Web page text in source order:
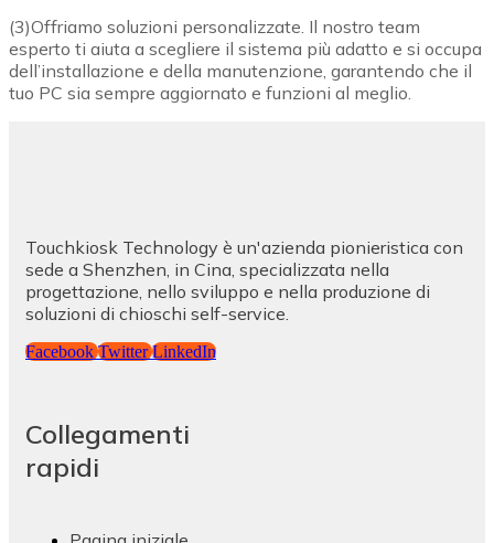
(3)Offriamo soluzioni personalizzate. Il nostro team
esperto ti aiuta a scegliere il sistema più adatto e si occupa
dell’installazione e della manutenzione, garantendo che il
tuo PC sia sempre aggiornato e funzioni al meglio.
Touchkiosk Technology è un'azienda pionieristica con
sede a Shenzhen, in Cina, specializzata nella
progettazione, nello sviluppo e nella produzione di
soluzioni di chioschi self-service.
Facebook Twitter LinkedIn
Collegamenti
rapidi